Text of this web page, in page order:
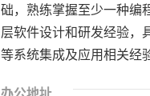
础，熟练掌握至少一种编
层软件设计和研发经验，
等系统集成及应用相关经
办公地址